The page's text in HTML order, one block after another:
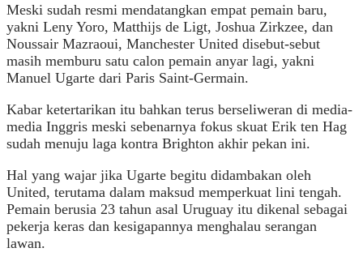
Meski sudah resmi mendatangkan empat pemain baru,
yakni Leny Yoro, Matthijs de Ligt, Joshua Zirkzee, dan
Noussair Mazraoui, Manchester United disebut-sebut
masih memburu satu calon pemain anyar lagi, yakni
Manuel Ugarte dari Paris Saint-Germain.
Kabar ketertarikan itu bahkan terus berseliweran di media-
media Inggris meski sebenarnya fokus skuat Erik ten Hag
sudah menuju laga kontra Brighton akhir pekan ini.
Hal yang wajar jika Ugarte begitu didambakan oleh
United, terutama dalam maksud memperkuat lini tengah.
Pemain berusia 23 tahun asal Uruguay itu dikenal sebagai
pekerja keras dan kesigapannya menghalau serangan
lawan.